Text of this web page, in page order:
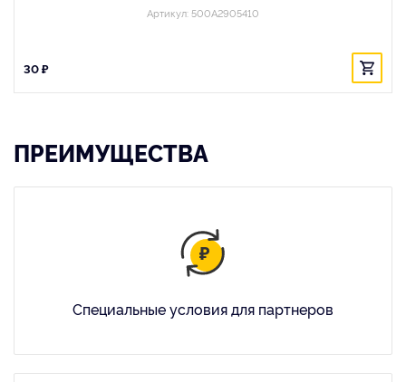
Артикул: 500А2905410
30 ₽
ПРЕИМУЩЕСТВА
Специальные условия для партнеров